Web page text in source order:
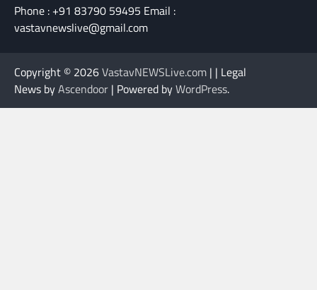
Phone : +91 83790 59495 Email :
vastavnewslive@gmail.com
Copyright © 2026VastavNEWSLive.com | | Legal
News byAscendoor | Powered byWordPress.